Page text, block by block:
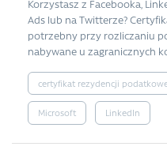
Korzystasz z Facebooka,
Ads lub na Twitterze?
potrzebny przy rozliczaniu
nabywane u zagranicznych
certyfikat rezydencji
Microsoft LinkedIn